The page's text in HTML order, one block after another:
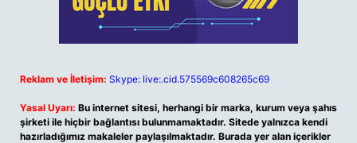
Reklam ve İletişim: Skype: live:.cid.575569c608265c69
Yasal Uyarı: Bu internet sitesi, herhangi bir marka, kurum veya şahıs
şirketi ile hiçbir bağlantısı bulunmamaktadır. Sitede yalnızca kendi
hazırladığımız makaleler paylaşılmaktadır. Burada yer alan içerikler